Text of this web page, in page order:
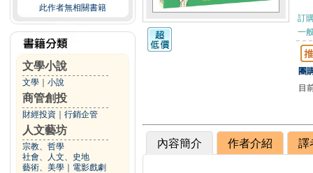
此作者無相關書籍
文學小說
文學 小說
商管創投
財經投資 行銷企管
人文藝坊
宗教、哲學
社會、人文、史地
藝術、美學
電影戲劇
訂
一
團
目
內容簡介 作者介紹 譯